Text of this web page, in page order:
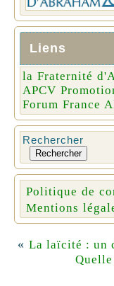
Liens
la Fraternité
APCV
Forum France
Rechercher
Rechercher
Politique de
Mentions
« La laïcité : un